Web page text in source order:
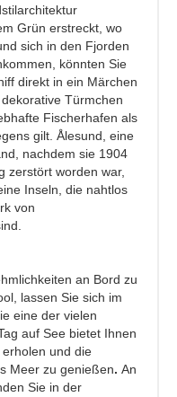
Grün erstreckt, wo
sich in den Fjorden
könnten Sie
direkt in ein Märchen
Türmchen
Fischerhafen als
gilt. Ålesund, eine
nachdem sie 1904
zerstört worden war,
Inseln, die nahtlos
von
an Bord zu
lassen Sie sich im
eine der vielen
auf See bietet Ihnen
und die
Meer zu genießen. An
Sie in der